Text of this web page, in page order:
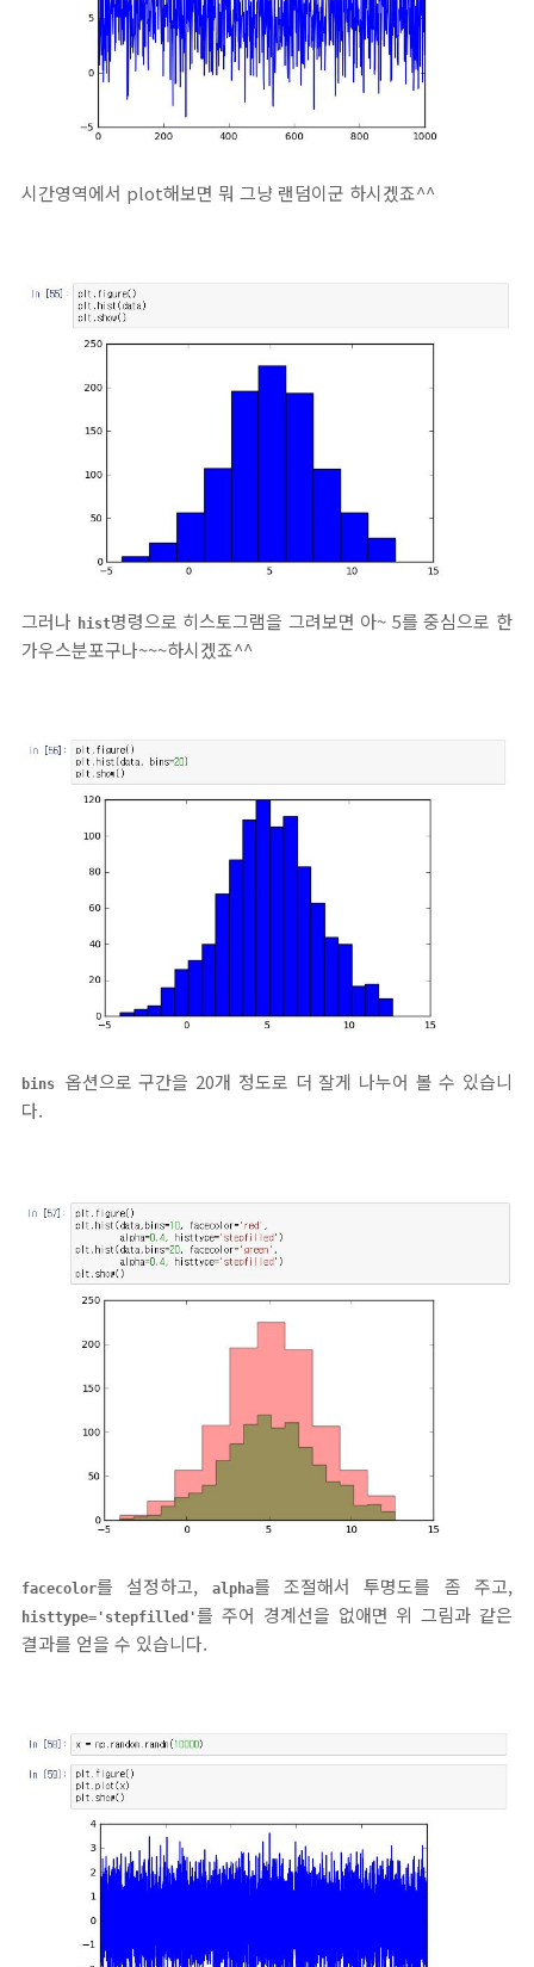
시간영역에서 plot해보면 뭐 그냥 랜덤이군 하시겠죠^^
그러나 hist명령으로 히스토그램을 그려보면 아~ 5를 중심으로 한
가우스분포구나~~~하시겠죠^^
bins 옵션으로 구간을 20개 정도로 더 잘게 나누어 볼 수 있습니
다.
facecolor를 설정하고, alpha를 조절해서 투명도를 좀 주고,
histtype='stepfilled'를 주어 경계선을 없애면 위 그림과 같은
결과를 얻을 수 있습니다.